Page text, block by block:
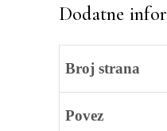
Dodatne
Broj strana
Povez